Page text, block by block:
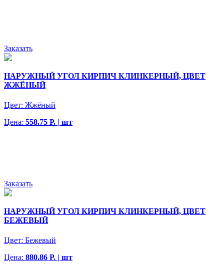
Заказать
НАРУЖНЫЙ УГОЛ КИРПИЧ КЛИНКЕРНЫЙ, ЦВЕТ
ЖЖЁНЫЙ
Цвет: Жжёный
Цена: 558.75 Р. | шт
Заказать
НАРУЖНЫЙ УГОЛ КИРПИЧ КЛИНКЕРНЫЙ, ЦВЕТ
БЕЖЕВЫЙ
Цвет: Бежевый
Цена: 880.86 Р. | шт